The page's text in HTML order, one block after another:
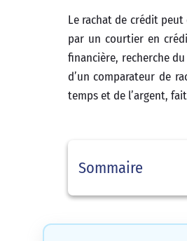
Le rachat de crédit
par un courtier en
financière, recherche
d’un comparateur de
temps et de l’argent,
Sommaire